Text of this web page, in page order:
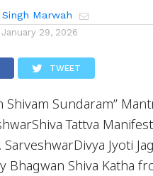
Marwah
January 29, 2026
TWEET
Shivam Sundaram”
Tattva
SarveshwarDivya Jyoti
Bhagwan Shiva Katha